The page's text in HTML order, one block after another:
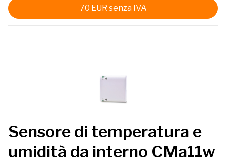
70 EUR senza IVA
Sensore di temperatura e
umidità da interno CMa11w